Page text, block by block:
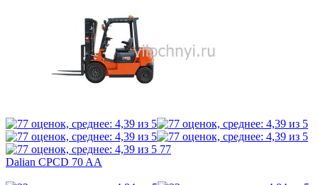
77
Dalian CPCD 70 AA